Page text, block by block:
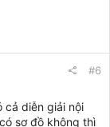
#6
cả diễn giải nội
sơ đồ không thì